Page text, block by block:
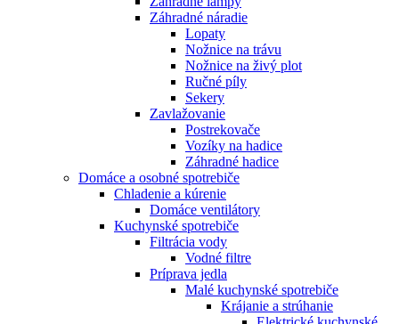
Záhradné náradie
Lopaty
Nožnice na trávu
Nožnice na živý plot
Ručné píly
Sekery
Zavlažovanie
Postrekovače
Vozíky na hadice
Záhradné hadice
Domáce a osobné spotrebiče
Chladenie a kúrenie
Domáce ventilátory
Kuchynské spotrebiče
Filtrácia vody
Vodné filtre
Príprava jedla
Malé kuchynské spotrebiče
Krájanie a strúhanie